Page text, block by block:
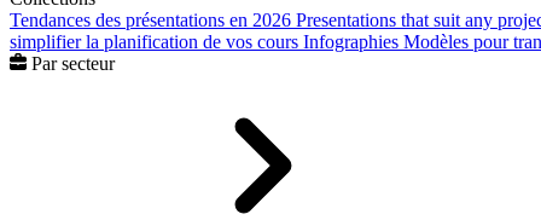
Tendances des présentations en 2026 Presentations that suit any
simplifier la planification de vos cours Infographies Modèles pour
Par secteur